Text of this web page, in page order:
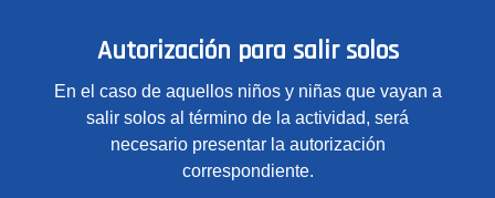
Autorización para salir solos
En el caso de aquellos niños y niñas que vayan a
salir solos al término de la actividad, será
necesario presentar la autorización
correspondiente.